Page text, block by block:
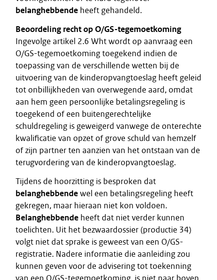
belanghebbende heeft gehandeld.
Beoordeling recht op O/GS-tegemoetkoming
Ingevolge artikel 2.6 Wht wordt op aanvraag een
O/GS-tegemoetkoming toegekend indien de
toepassing van de verschillende wetten bij de
uitvoering van de kinderopvangtoeslag heeft geleid
tot onbillijkheden van overwegende aard, omdat
aan hem geen persoonlijke betalingsregeling is
toegekend of een buitengerechtelijke
schuldregeling is geweigerd vanwege de onterechte
kwalificatie van opzet of grove schuld van hemzelf
of zijn partner ten aanzien van het ontstaan van de
terugvordering van de kinderopvangtoeslag.
Tijdens de hoorzitting is besproken dat
belanghebbendewel een betalingsregeling heeft
gekregen, maar hieraan niet kon voldoen.
Belanghebbende heeft dat niet verder kunnen
toelichten. Uit het bezwaardossier (productie 34)
volgt niet dat sprake is geweest van een O/GS-
registratie. Nadere informatie die aanleiding zou
kunnen geven voor de advisering tot toekenning